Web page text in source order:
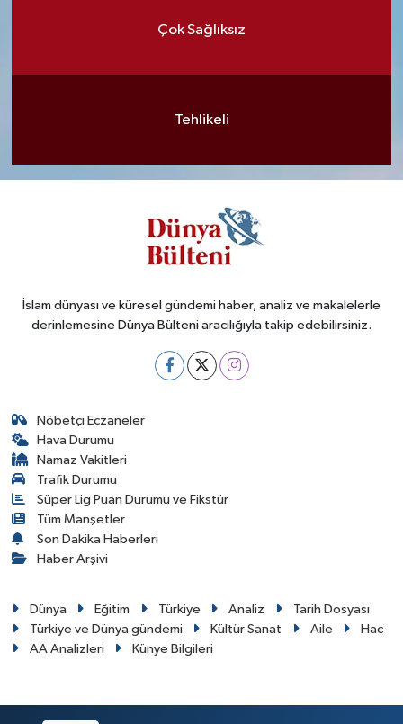
Çok Sağlıksız
Tehlikeli
İslam dünyası ve küresel gündemi haber, analiz ve makalelerle
derinlemesine Dünya Bülteni aracılığıyla takip edebilirsiniz.
Nöbetçi Eczaneler
Hava Durumu
Namaz Vakitleri
Trafik Durumu
Süper Lig Puan Durumu ve Fikstür
Tüm Manşetler
Son Dakika Haberleri
Haber Arşivi
Dünya Eğitim Türkiye Analiz
Tarih Dosyası
Türkiye ve Dünya gündemi
Kültür Sanat Aile
Hac
AA Analizleri
Künye Bilgileri